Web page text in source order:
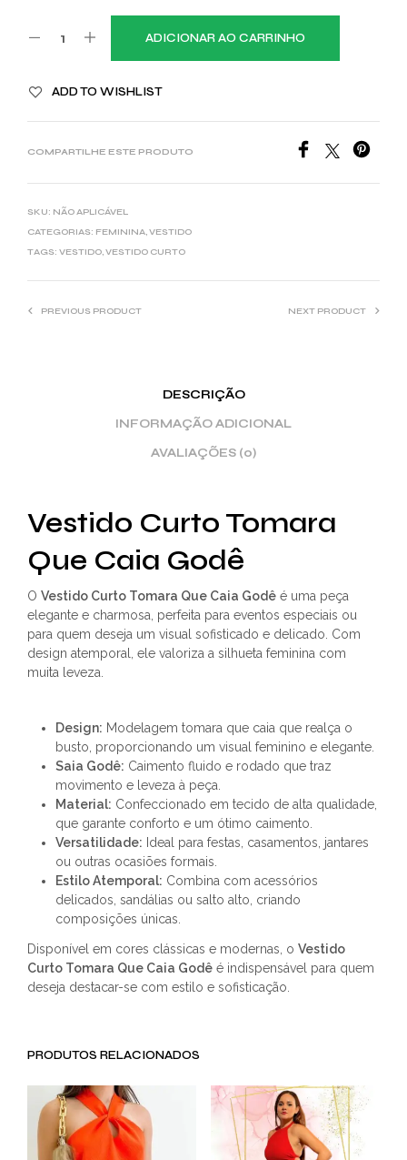
ADICIONAR AO CARRINHO
ADD TO WISHLIST
COMPARTILHE ESTE PRODUTO
SKU: NÃO APLICÁVEL
CATEGORIAS: FEMININA,VESTIDO
TAGS: VESTIDO,VESTIDO CURTO
PREVIOUS PRODUCT NEXT PRODUCT
DESCRIÇÃO
INFORMAÇÃO ADICIONAL
AVALIAÇÕES (0)
Vestido Curto Tomara
Que Caia Godê
O Vestido Curto Tomara Que Caia Godê é uma peça
elegante e charmosa, perfeita para eventos especiais ou
para quem deseja um visual sofisticado e delicado. Com
design atemporal, ele valoriza a silhueta feminina com
muita leveza.
Design: Modelagem tomara que caia que realça o
busto, proporcionando um visual feminino e elegante.
Saia Godê: Caimento fluido e rodado que traz
movimento e leveza à peça.
Material: Confeccionado em tecido de alta qualidade,
que garante conforto e um ótimo caimento.
Versatilidade: Ideal para festas, casamentos, jantares
ou outras ocasiões formais.
Estilo Atemporal: Combina com acessórios
delicados, sandálias ou salto alto, criando
composições únicas.
Disponível em cores clássicas e modernas, o Vestido
Curto Tomara Que Caia Godê é indispensável para quem
deseja destacar-se com estilo e sofisticação.
PRODUTOS RELACIONADOS